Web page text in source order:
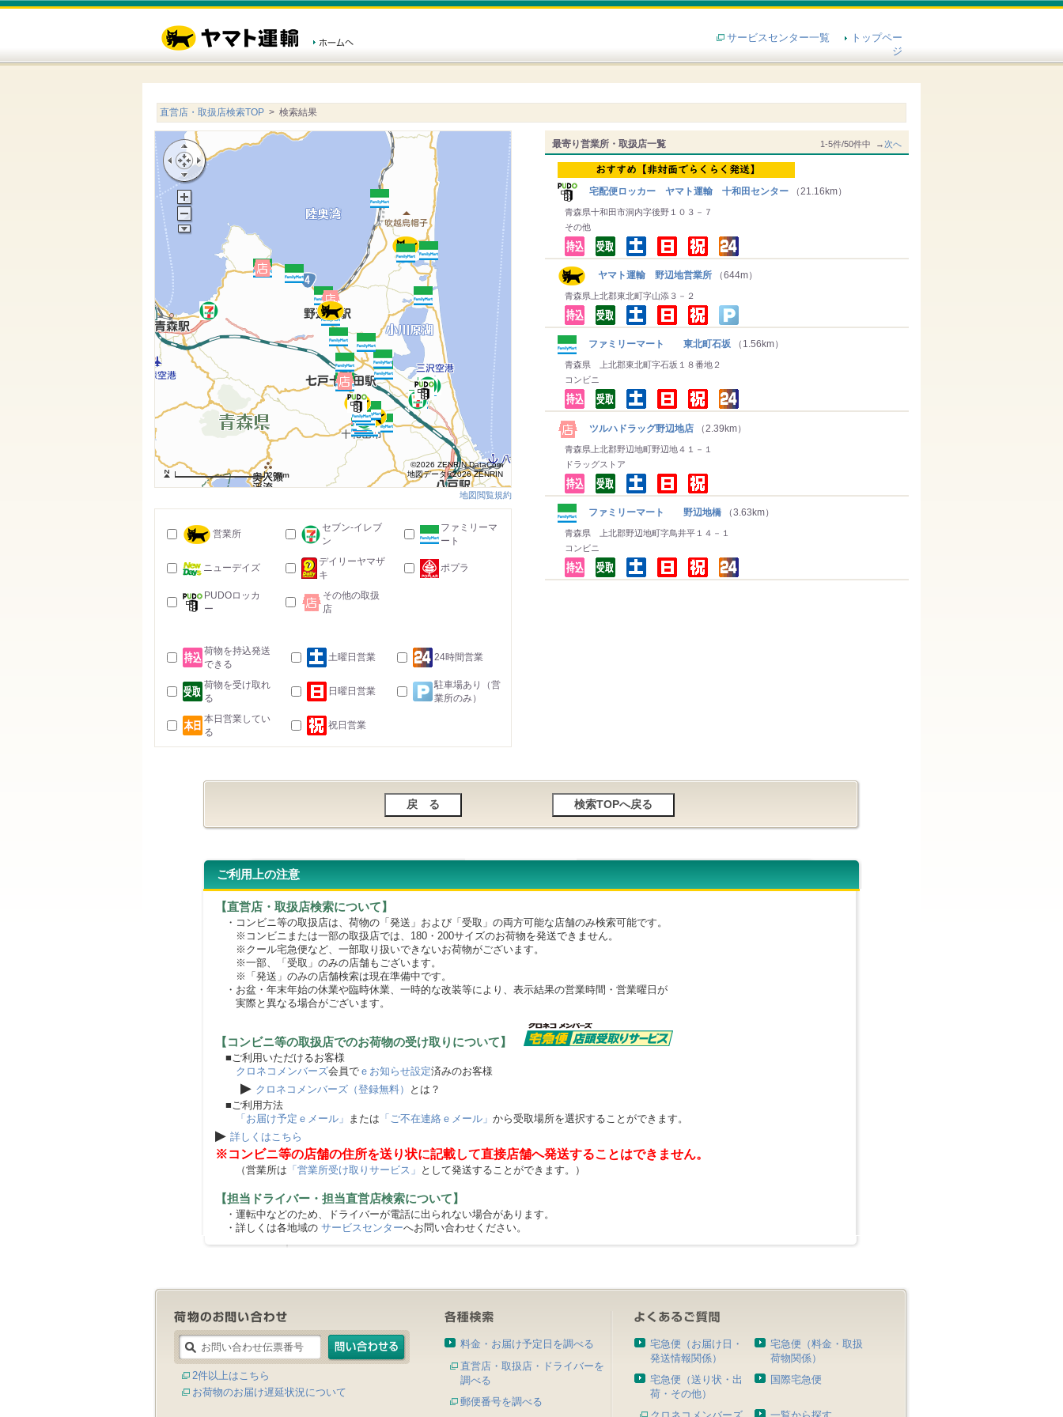
サービスセンター一覧
トップペー
ジ
直営店・取扱店検索TOP > 検索結果
最寄り営業所・取扱店一覧 1-5件/50件中 →次へ
宅配便ロッカー ヤマト運輸 十和田センター （21.16km）
青森県十和田市洞内字後野１０３－７
その他
ヤマト運輸 野辺地営業所 （644m）
青森県上北郡東北町字山添３－２
ファミリーマート 東北町石坂 （1.56km）
青森県 上北郡東北町字石坂１８番地２
コンビニ
ツルハドラッグ野辺地店 （2.39km）
青森県上北郡野辺地町野辺地４１－１
ドラッグストア
ファミリーマート 野辺地橋 （3.63km）
青森県 上北郡野辺地町字鳥井平１４－１
コンビニ
20km
©2026 ZENRIN DataCom
地図データ©2026 ZENRIN
地図閲覧規約
営業所
セブン-イレブ
ン
ファミリーマ
ート
ニューデイズ
デイリーヤマザ
キ
ポプラ
PUDOロッカ
ー
その他の取扱
店
荷物を持込発送
できる
土曜日営業 24時間営業
荷物を受け取れ
る
日曜日営業
駐車場あり（営
業所のみ）
本日営業してい
る
祝日営業
ご利用上の注意
【直営店・取扱店検索について】
・コンビニ等の取扱店は、荷物の「発送」および「受取」の両方可能な店舗のみ検索可能です。
※コンビニまたは一部の取扱店では、180・200サイズのお荷物を発送できません。
※クール宅急便など、一部取り扱いできないお荷物がございます。
※一部、「受取」のみの店舗もございます。
※「発送」のみの店舗検索は現在準備中です。
・お盆・年末年始の休業や臨時休業、一時的な改装等により、表示結果の営業時間・営業曜日が
実際と異なる場合がございます。
【コンビニ等の取扱店でのお荷物の受け取りについて】
■ご利用いただけるお客様
クロネコメンバーズ会員で ｅお知らせ設定済みのお客様
▶ クロネコメンバーズ（登録無料）
とは？
■ご利用方法
「お届け予定ｅメール」 または 「ご不在連絡ｅメール」 から受取場所を選択することができます。
▶ 詳しくはこちら
※コンビニ等の店舗の住所を送り状に記載して直接店舗へ発送することはできません。
（営業所は 「営業所受け取りサービス」 として発送することができます。）
【担当ドライバー・担当直営店検索について】
・運転中などのため、ドライバーが電話に出られない場合があります。
・詳しくは各地域の サービスセンターへお問い合わせください。
2件以上はこちら
お荷物のお届け遅延状況について
料金・お届け予定日を調べる
直営店・取扱店・ドライバーを
調べる
郵便番号を調べる
宅急便（お届け日・
発送情報関係）
宅急便（料金・取扱
荷物関係）
宅急便（送り状・出
荷・その他）
国際宅急便